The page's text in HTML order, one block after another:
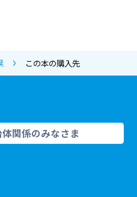
この本の購入先
関係のみなさま